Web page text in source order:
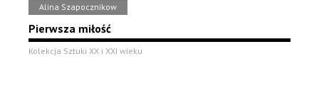
Alina Szapocznikow
Pierwsza miłość
Kolekcja Sztuki XX i XXI wieku